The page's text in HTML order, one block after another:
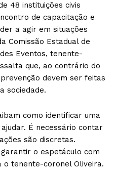
48 instituições civis
de capacitação e
a agir em situações
Comissão Estadual de
Eventos, tenente-
que, ao contrário do
devem ser feitas
sociedade.
como identificar uma
É necessário contar
são discretas.
o espetáculo com
o tenente-coronel Oliveira.